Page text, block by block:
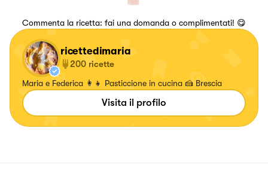
Commenta la ricetta: fai una domanda o complimentati! 😋
ricettedimaria
200 ricette
Maria e Federica 👩‍👧 Pasticcione in cucina 🍰 Brescia
Visita il profilo